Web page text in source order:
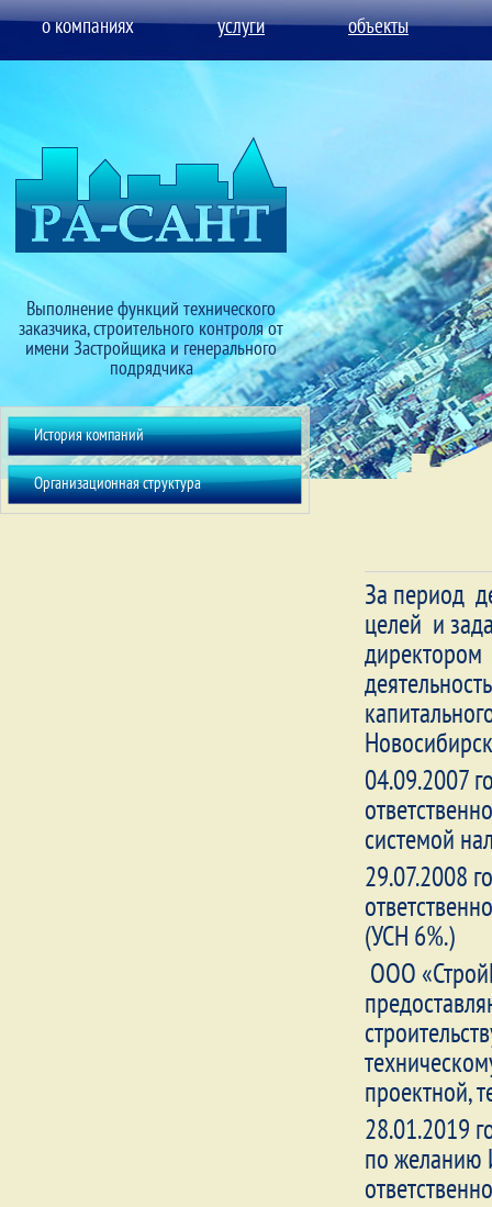
о компаниях услуги объекты
Выполнение функций технического
заказчика, строительного контроля от
имени Застройщика и генерального
подрядчика
История компаний
Организационная структура
За период
целей и
04.09.2007
системой
29.07.2008
(УСН 6%.)
ООО
проектной,
28.01.2019
по желанию